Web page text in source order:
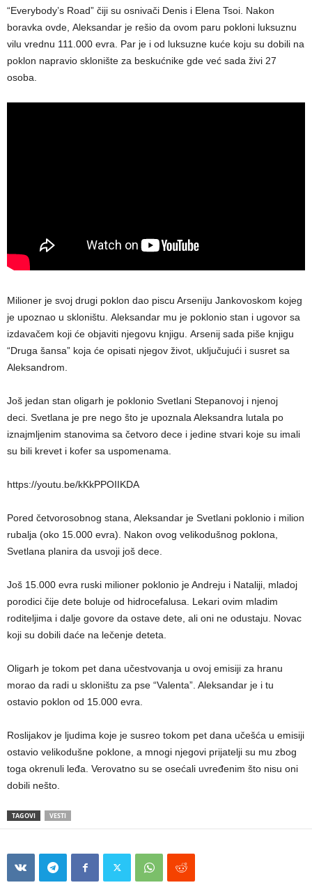
“Everybody’s Road” čiji su osnivači Denis i Elena Tsoi. Nakon
boravka ovde, Aleksandar je rešio da ovom paru pokloni luksuznu
vilu vrednu 111.000 evra. Par je i od luksuzne kuće koju su dobili na
poklon napravio sklonište za beskućnike gde već sada živi 27
osoba.
Milioner je svoj drugi poklon dao piscu Arseniju Jankovoskom kojeg
je upoznao u skloništu. Aleksandar mu je poklonio stan i ugovor sa
izdavačem koji će objaviti njegovu knjigu. Arsenij sada piše knjigu
“Druga šansa” koja će opisati njegov život, uključujući i susret sa
Aleksandrom.
Još jedan stan oligarh je poklonio Svetlani Stepanovoj i njenoj
deci. Svetlana je pre nego što je upoznala Aleksandra lutala po
iznajmljenim stanovima sa četvoro dece i jedine stvari koje su imali
su bili krevet i kofer sa uspomenama.
https://youtu.be/kKkPPOIIKDA
Pored četvorosobnog stana, Aleksandar je Svetlani poklonio i milion
rubalja (oko 15.000 evra). Nakon ovog velikodušnog poklona,
Svetlana planira da usvoji još dece.
Još 15.000 evra ruski milioner poklonio je Andreju i Nataliji, mladoj
porodici čije dete boluje od hidrocefalusa. Lekari ovim mladim
roditeljima i dalje govore da ostave dete, ali oni ne odustaju. Novac
koji su dobili daće na lečenje deteta.
Oligarh je tokom pet dana učestvovanja u ovoj emisiji za hranu
morao da radi u skloništu za pse “Valenta”. Aleksandar je i tu
ostavio poklon od 15.000 evra.
Roslijakov je ljudima koje je susreo tokom pet dana učešća u emisiji
ostavio velikodušne poklone, a mnogi njegovi prijatelji su mu zbog
toga okrenuli leđa. Verovatno su se osećali uvređenim što nisu oni
dobili nešto.
TAGOVI VESTI